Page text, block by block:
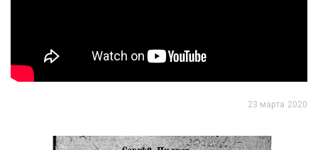
23 марта 2020